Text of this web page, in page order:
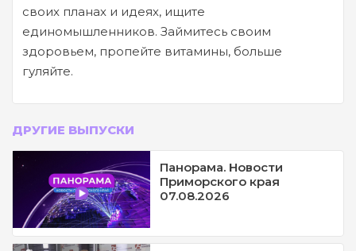
своих планах и идеях, ищите
единомышленников. Займитесь своим
здоровьем, пропейте витамины, больше
гуляйте.
ДРУГИЕ ВЫПУСКИ
Панорама. Новости
Приморского края
07.08.2026